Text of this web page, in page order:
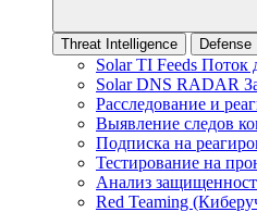
Threat Intelligence Defense
Solar TI Feeds Поток
Solar DNS RADAR
Расследование и
Выявление следов
Подписка на
Тестирование на
Анализ
Red Teaming